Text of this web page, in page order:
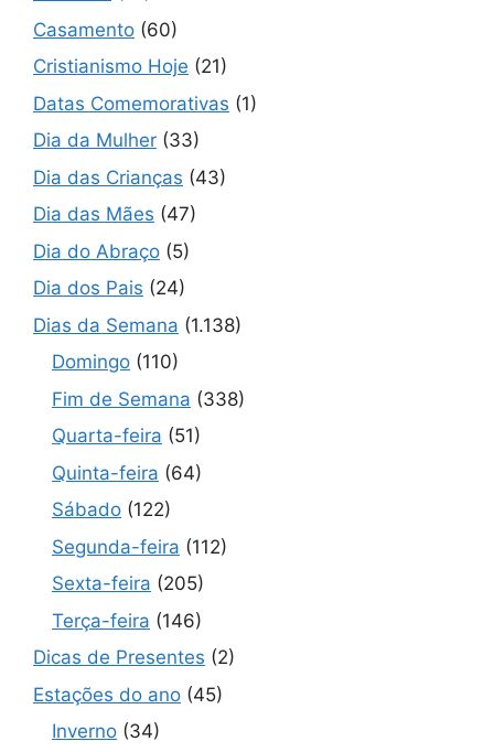
Casamento (60)
Cristianismo Hoje (21)
Datas Comemorativas (1)
Dia da Mulher (33)
Dia das Crianças (43)
Dia das Mães (47)
Dia do Abraço (5)
Dia dos Pais (24)
Dias da Semana (1.138)
Domingo (110)
Fim de Semana (338)
Quarta-feira (51)
Quinta-feira (64)
Sábado (122)
Segunda-feira (112)
Sexta-feira (205)
Terça-feira (146)
Dicas de Presentes (2)
Estações do ano (45)
Inverno (34)